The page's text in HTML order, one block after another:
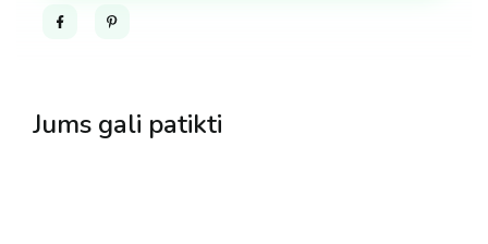
FacebookPinterest
Jums gali patikti